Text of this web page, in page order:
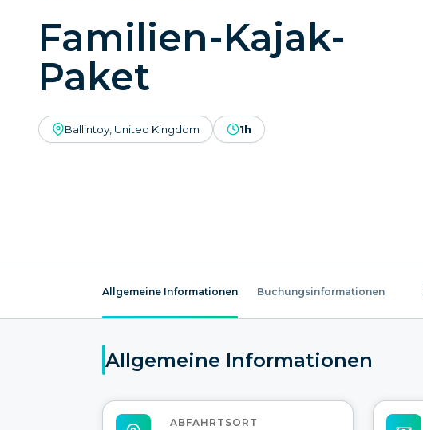
Familien-Kajak-
Paket
Ballintoy, United Kingdom 1h
Allgemeine Informationen Buchungsinformationen
Allgemeine Informationen
ABFAHRTSORT